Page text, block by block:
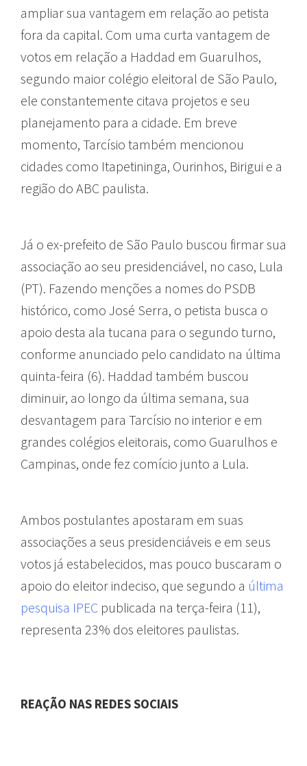
ampliar sua vantagem em relação ao petista
fora da capital. Com uma curta vantagem de
votos em relação a Haddad em Guarulhos,
segundo maior colégio eleitoral de São Paulo,
ele constantemente citava projetos e seu
planejamento para a cidade. Em breve
momento, Tarcísio também mencionou
cidades como Itapetininga, Ourinhos, Birigui e a
região do ABC paulista.
Já o ex-prefeito de São Paulo buscou firmar sua
associação ao seu presidenciável, no caso, Lula
(PT). Fazendo menções a nomes do PSDB
histórico, como José Serra, o petista busca o
apoio desta ala tucana para o segundo turno,
conforme anunciado pelo candidato na última
quinta-feira (6). Haddad também buscou
diminuir, ao longo da última semana, sua
desvantagem para Tarcísio no interior e em
grandes colégios eleitorais, como Guarulhos e
Campinas, onde fez comício junto a Lula.
Ambos postulantes apostaram em suas
associações a seus presidenciáveis e em seus
votos já estabelecidos, mas pouco buscaram o
apoio do eleitor indeciso, que segundo a última
pesquisa IPEC publicada na terça-feira (11),
representa 23% dos eleitores paulistas.
REAÇÃO NAS REDES SOCIAIS